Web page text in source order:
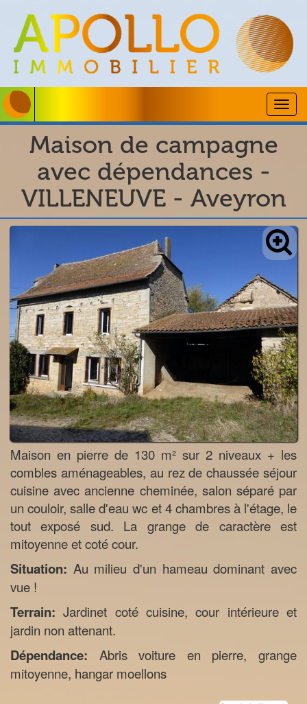
Maison de campagne
avec dépendances -
VILLENEUVE - Aveyron
Maison en pierre de 130 m² sur 2 niveaux + les
combles aménageables, au rez de chaussée séjour
cuisine avec ancienne cheminée, salon séparé par
un couloir, salle d'eau wc et 4 chambres à l'étage, le
tout exposé sud. La grange de caractère est
mitoyenne et coté cour.
Situation: Au milieu d'un hameau dominant avec
vue !
Terrain: Jardinet coté cuisine, cour intérieure et
jardin non attenant.
Dépendance: Abris voiture en pierre, grange
mitoyenne, hangar moellons